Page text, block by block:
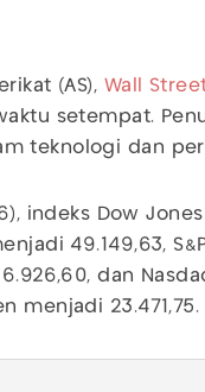
(AS), Wall
setempat.
teknologi dan
indeks Dow
49.149,63,
dan
menjadi 23.471,75.